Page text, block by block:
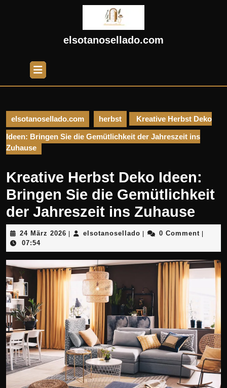
elsotanosellado.com
Open
Button
elsotanosellado.com herbst Kreative Herbst Deko
Ideen: Bringen Sie die Gemütlichkeit der Jahreszeit ins
Zuhause
Kreative Herbst Deko Ideen:
Bringen Sie die Gemütlichkeit
der Jahreszeit ins Zuhause
24 März 2026 24
2026
| elsotanosellado elsotanosellado
| 0 Comment |
07:54